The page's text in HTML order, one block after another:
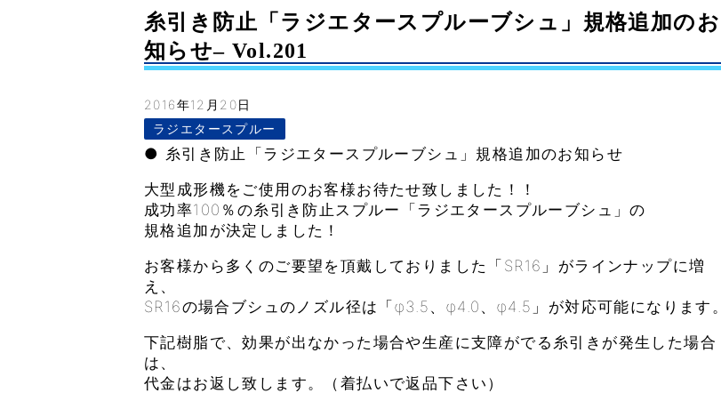
糸引き防止「ラジエタースプルーブシュ」規格追加のお
知らせ– Vol.201
2016年12月20日
ラジエタースプルー
● 糸引き防止「ラジエタースプルーブシュ」規格追加のお知らせ
大型成形機をご使用のお客様お待たせ致しました！！
成功率100％の糸引き防止スプルー「ラジエタースプルーブシュ」の
規格追加が決定しました！
お客様から多くのご要望を頂戴しておりました「SR16」がラインナップに増
え、
SR16の場合ブシュのノズル径は「φ3.5、φ4.0、φ4.5」が対応可能になります。
下記樹脂で、効果が出なかった場合や生産に支障がでる糸引きが発生した場合
は、
代金はお返し致します。（着払いで返品下さい）